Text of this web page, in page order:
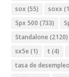
sox (55) soxx
Spx 500 (733)
Standalone (2120)
sx5e (1) t (4)
tasa de desempleo